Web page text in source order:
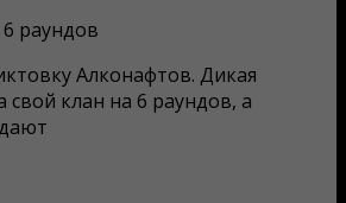
6 раундов
Алконафтов. Дикая
свой клан на 6 раундов, а